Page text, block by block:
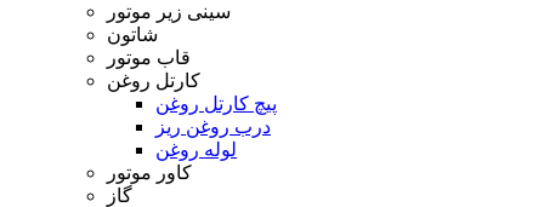
سینی زیر موتور
شاتون
قاب موتور
کارتل روغن
پیچ کارتل روغن
درب روغن ریز
لوله روغن
کاور موتور
گاز